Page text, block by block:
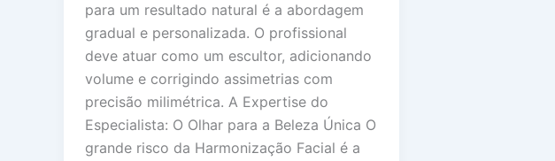
para um resultado natural é a abordagem
gradual e personalizada. O profissional
deve atuar como um escultor, adicionando
volume e corrigindo assimetrias com
precisão milimétrica. A Expertise do
Especialista: O Olhar para a Beleza Única O
grande risco da Harmonização Facial é a